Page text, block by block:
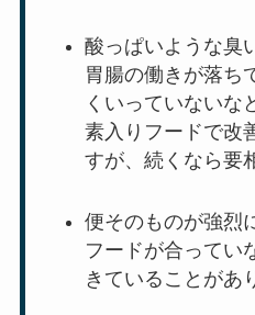
酸っぱいような臭
胃腸の働きが落ち
くいっていないな
素入りフードで改
すが、続くなら要
便そのものが強烈
フードが合ってい
きていることがあ